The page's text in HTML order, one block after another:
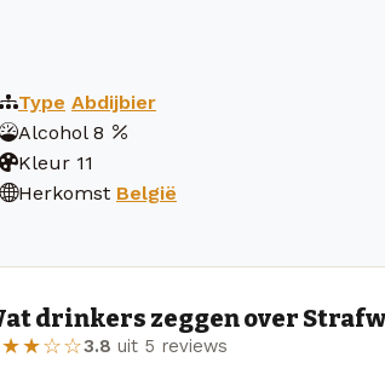
Type Abdijbier
Alcohol 8
Kleur 11
Herkomst België
drinkers zeggen over
3.8 uit 5 reviews